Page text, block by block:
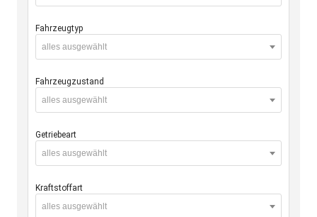
Fahrzeugtyp
alles ausgewählt
Fahrzeugzustand
alles ausgewählt
Getriebeart
alles ausgewählt
Kraftstoffart
alles ausgewählt